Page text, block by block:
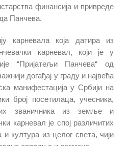
финансија и привреде
Панчева.
карневала која датира из
карневал, који је у
“Пријатељи Панчева“ од
догађај у граду и највећа
манифестација у Србији на
број посетилаца, учесника,
званичника из земље и
карневал је спој различитих
и култура из целог света, чији